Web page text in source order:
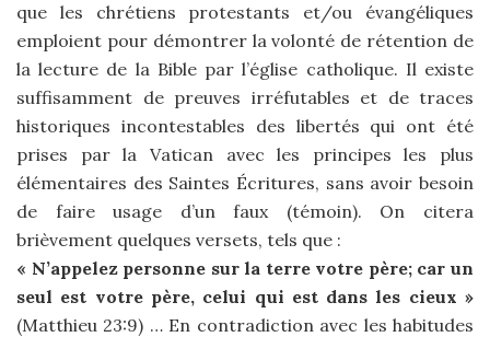
que les chrétiens protestants et/ou évangéliques
emploient pour démontrer la volonté de rétention de
la lecture de la Bible par l’église catholique. Il existe
suffisamment de preuves irréfutables et de traces
historiques incontestables des libertés qui ont été
prises par la Vatican avec les principes les plus
élémentaires des Saintes Écritures, sans avoir besoin
de faire usage d’un faux (témoin). On citera
brièvement quelques versets, tels que :
« N’appelez personne sur la terre votre père; car un
seul est votre père, celui qui est dans les cieux »
(Matthieu 23:9) … En contradiction avec les habitudes